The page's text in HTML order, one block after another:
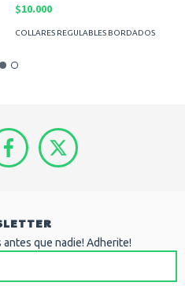
$10.000
COLLARES REGULABLES BORDADOS
que nadie! Adherite!